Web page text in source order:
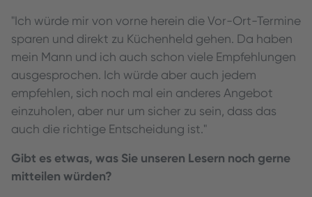
"Ich würde mir von vorne herein die Vor-Ort-Termine
sparen und direkt zu Küchenheld gehen. Da haben
mein Mann und ich auch schon viele Empfehlungen
ausgesprochen. Ich würde aber auch jedem
empfehlen, sich noch mal ein anderes Angebot
einzuholen, aber nur um sicher zu sein, dass das
auch die richtige Entscheidung ist."
Gibt es etwas, was Sie unseren Lesern noch gerne
mitteilen würden?